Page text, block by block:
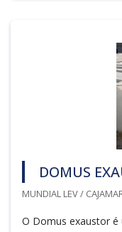
DOMUS
MUNDIAL LEV /
O Domus exaustor é